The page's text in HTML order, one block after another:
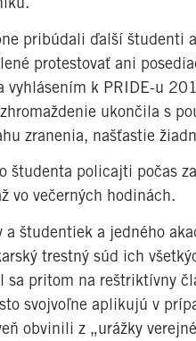
pribúdali ďalší študenti
protestovať ani
k PRIDE-u
ukončila s
zranenia, našťastie
študenta policajti počas
vo večerných hodinách.
študentiek a jedného
trestný súd ich
pritom na reštriktívny
svojvoľne aplikujú v
obvinili z „urážky